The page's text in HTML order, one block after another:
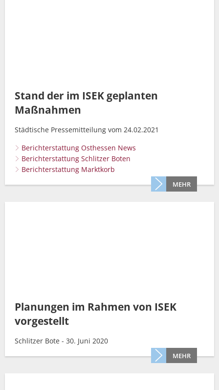
Stand der im ISEK geplanten
Maßnahmen
Städtische Pressemitteilung vom 24.02.2021
Berichterstattung Osthessen News
Berichterstattung Schlitzer Boten
Berichterstattung Marktkorb
MEHR
Planungen im Rahmen von ISEK
vorgestellt
Schlitzer Bote - 30. Juni 2020
MEHR